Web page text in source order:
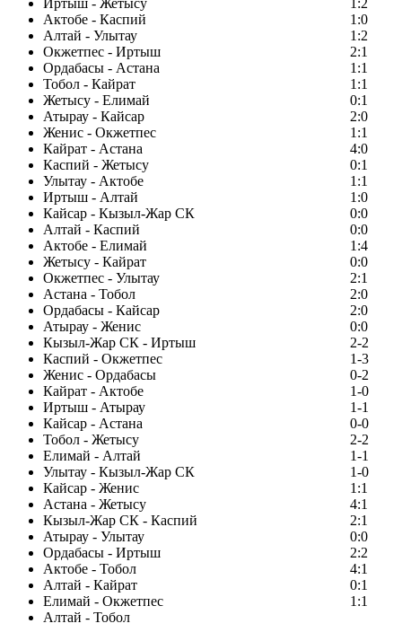
Иртыш - Жетысу
1:2
Актобе - Каспий
1:0
Алтай - Улытау
1:2
Окжетпес - Иртыш
2:1
Ордабасы - Астана
1:1
Тобол - Кайрат
1:1
Жетысу - Елимай
0:1
Атырау - Кайсар
2:0
Женис - Окжетпес
1:1
Кайрат - Астана
4:0
Каспий - Жетысу
0:1
Улытау - Актобе
1:1
Иртыш - Алтай
1:0
Кайсар - Кызыл-Жар СК
0:0
Алтай - Каспий
0:0
Актобе - Елимай
1:4
Жетысу - Кайрат
0:0
Окжетпес - Улытау
2:1
Астана - Тобол
2:0
Ордабасы - Кайсар
2:0
Атырау - Женис
0:0
Кызыл-Жар СК - Иртыш
2-2
Каспий - Окжетпес
1-3
Женис - Ордабасы
0-2
Кайрат - Актобе
1-0
Иртыш - Атырау
1-1
Кайсар - Астана
0-0
Тобол - Жетысу
2-2
Елимай - Алтай
1-1
Улытау - Кызыл-Жар СК
1-0
Кайсар - Женис
1:1
Астана - Жетысу
4:1
Кызыл-Жар СК - Каспий
2:1
Атырау - Улытау
0:0
Ордабасы - Иртыш
2:2
Актобе - Тобол
4:1
Алтай - Кайрат
0:1
Елимай - Окжетпес
1:1
Алтай - Тобол